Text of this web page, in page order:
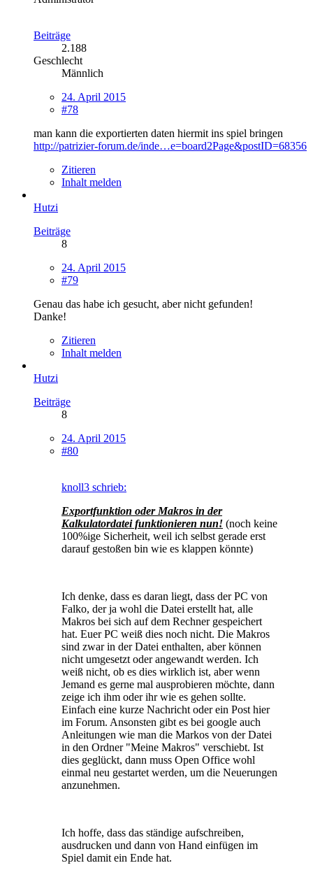
Beiträge
2.188
Geschlecht
Männlich
24. April 2015
#78
man kann die exportierten daten hiermit ins spiel bringen
http://patrizier-forum.de/inde…e=board2Page&postID=68356
Zitieren
Inhalt melden
Hutzi
Beiträge
8
24. April 2015
#79
Genau das habe ich gesucht, aber nicht gefunden!
Danke!
Zitieren
Inhalt melden
Hutzi
Beiträge
8
24. April 2015
#80
knoll3 schrieb:
Exportfunktion oder Makros in der
Kalkulatordatei funktionieren nun! (noch keine
100%ige Sicherheit, weil ich selbst gerade erst
darauf gestoßen bin wie es klappen könnte)
Ich denke, dass es daran liegt, dass der PC von
Falko, der ja wohl die Datei erstellt hat, alle
Makros bei sich auf dem Rechner gespeichert
hat. Euer PC weiß dies noch nicht. Die Makros
sind zwar in der Datei enthalten, aber können
nicht umgesetzt oder angewandt werden. Ich
weiß nicht, ob es dies wirklich ist, aber wenn
Jemand es gerne mal ausprobieren möchte, dann
zeige ich ihm oder ihr wie es gehen sollte.
Einfach eine kurze Nachricht oder ein Post hier
im Forum. Ansonsten gibt es bei google auch
Anleitungen wie man die Markos von der Datei
in den Ordner "Meine Makros" verschiebt. Ist
dies geglückt, dann muss Open Office wohl
einmal neu gestartet werden, um die Neuerungen
anzunehmen.
Ich hoffe, dass das ständige aufschreiben,
ausdrucken und dann von Hand einfügen im
Spiel damit ein Ende hat.